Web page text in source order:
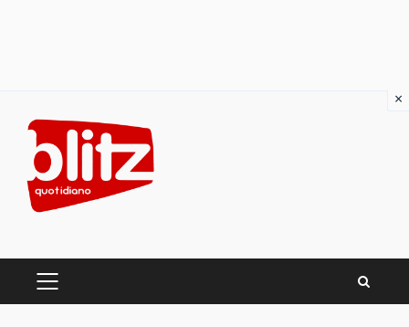
content
PRIMARY
×